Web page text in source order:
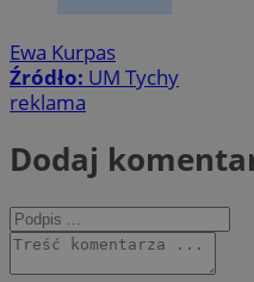
Ewa Kurpas
Źródło: UM Tychy
reklama
Dodaj